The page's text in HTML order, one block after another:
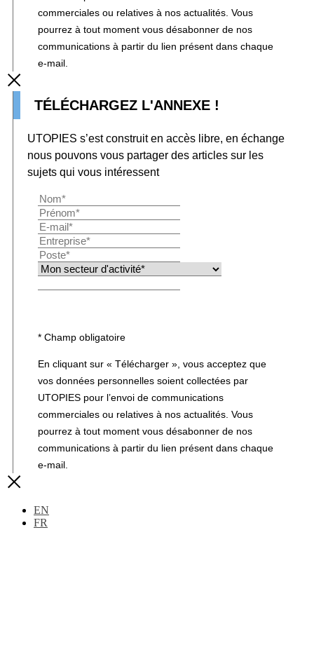
commerciales ou relatives à nos actualités. Vous
pourrez à tout moment vous désabonner de nos
communications à partir du lien présent dans chaque
e-mail.
TÉLÉCHARGEZ L'ANNEXE !
UTOPIES s’est construit en accès libre, en échange
nous pouvons vous partager des articles sur les
sujets qui vous intéressent
* Champ obligatoire
En cliquant sur « Télécharger », vous acceptez que
vos données personnelles soient collectées par
UTOPIES pour l’envoi de communications
commerciales ou relatives à nos actualités. Vous
pourrez à tout moment vous désabonner de nos
communications à partir du lien présent dans chaque
e-mail.
EN
FR